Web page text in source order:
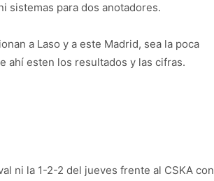
sistemas para dos anotadores.
a Laso y a este Madrid, sea la poca
ahí esten los resultados y las cifras.
ni la 1-2-2 del jueves frente al CSKA con